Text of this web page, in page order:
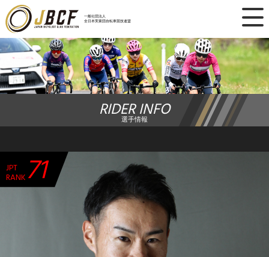
一般社団法人
全日本実業団自転車競技連盟
×
ニュース
レース日程
ランキング
チーム・選手
競技ガイド
加盟・登録
RIDER INFO
選手情報
JPT
RANK 71